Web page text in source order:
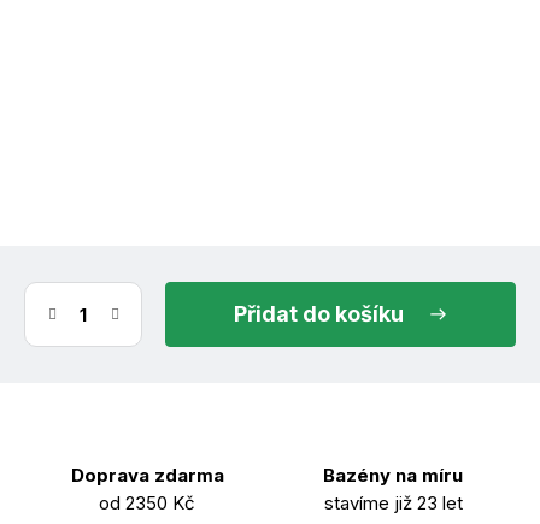
do košíku
Doprava zdarma
od 2350 Kč
Bazény na míru
stavíme již 23 let